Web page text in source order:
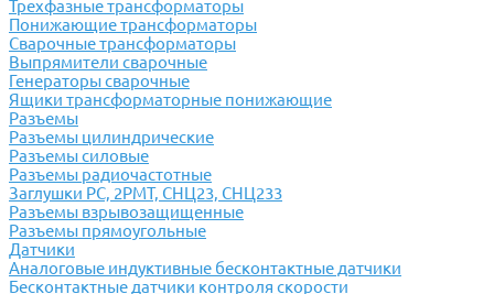
Трехфазные трансформаторы
Понижающие трансформаторы
Сварочные трансформаторы
Выпрямители сварочные
Генераторы сварочные
Ящики трансформаторные понижающие
Разъемы
Разъемы цилиндрические
Разъемы силовые
Разъемы радиочастотные
Заглушки РС, 2РМТ, СНЦ23, СНЦ233
Разъемы взрывозащищенные
Разъемы прямоугольные
Датчики
Аналоговые индуктивные бесконтактные датчики
Бесконтактные датчики контроля скорости